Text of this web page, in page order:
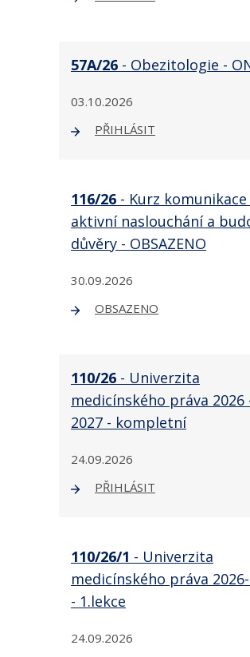
57A/26 - Obezitologie -
03.10.2026
PŘIHLÁSIT
116/26 - Kurz komunikace
aktivní naslouchání a
důvěry - OBSAZENO
30.09.2026
OBSAZENO
110/26 - Univerzita
medicínského práva 2026
2027 - kompletní
24.09.2026
PŘIHLÁSIT
110/26/1 - Univerzita
medicínského práva
- 1.lekce
24.09.2026